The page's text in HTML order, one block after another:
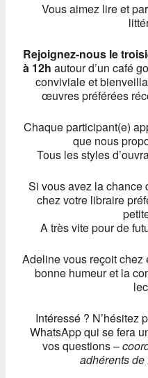
Vous aimez lire et
Rejoignez-nous le
à 12h autour d’un café
conviviale et
œuvres préférées
Chaque participant(e)
que nous
Tous les styles
Si vous avez la chance
chez votre libraire
A très vite pour de
Adeline vous reçoit chez
bonne humeur et la
Intéressé ? N’hésitez
WhatsApp qui se fera
vos questions –
adhérents